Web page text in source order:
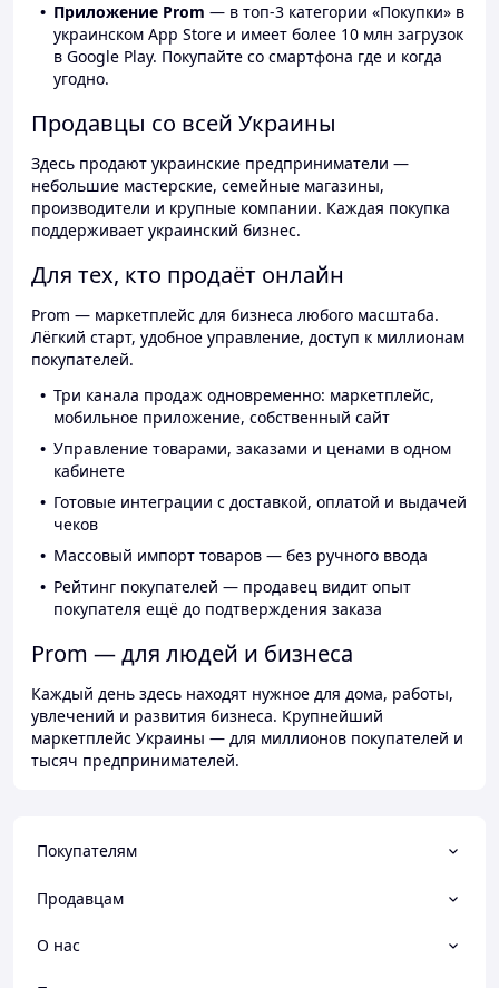
Приложение Prom — в топ-3 категории «Покупки» в
украинском App Store и имеет более 10 млн загрузок
в Google Play. Покупайте со смартфона где и когда
угодно.
Продавцы со всей Украины
Здесь продают украинские предприниматели —
небольшие мастерские, семейные магазины,
производители и крупные компании. Каждая покупка
поддерживает украинский бизнес.
Для тех, кто продаёт онлайн
Prom — маркетплейс для бизнеса любого масштаба.
Лёгкий старт, удобное управление, доступ к миллионам
покупателей.
Три канала продаж одновременно: маркетплейс,
мобильное приложение, собственный сайт
Управление товарами, заказами и ценами в одном
кабинете
Готовые интеграции с доставкой, оплатой и выдачей
чеков
Массовый импорт товаров — без ручного ввода
Рейтинг покупателей — продавец видит опыт
покупателя ещё до подтверждения заказа
Prom — для людей и бизнеса
Каждый день здесь находят нужное для дома, работы,
увлечений и развития бизнеса. Крупнейший
маркетплейс Украины — для миллионов покупателей и
тысяч предпринимателей.
Покупателям
Продавцам
О нас